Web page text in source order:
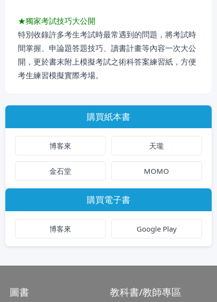
★獨家考試技巧大公開
特別收錄許多考生考試時最常遇到的問題，將考試時
間掌握、申論題答題技巧、讀書計畫等內容一次大公
開，更於書末附上模擬考試之術科答案練習紙，方便
考生練習模擬實際考場。
購買紙本書
博客來 天瓏
金石堂 MOMO
購買電子書
博客來 Google Play
圖書 教科書/教師專區